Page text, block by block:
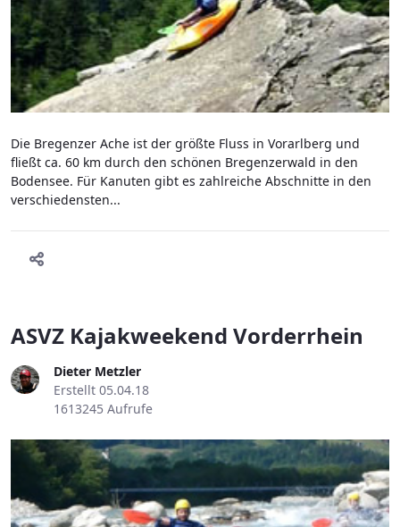
Die Bregenzer Ache ist der größte Fluss in Vorarlberg und
fließt ca. 60 km durch den schönen Bregenzerwald in den
Bodensee. Für Kanuten gibt es zahlreiche Abschnitte in den
verschiedensten...
ASVZ Kajakweekend Vorderrhein
Dieter Metzler
Erstellt 05.04.18
1613245 Aufrufe